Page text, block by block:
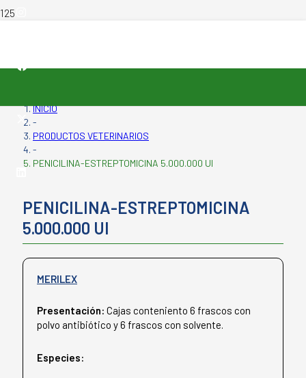
INICIO
-
PRODUCTOS VETERINARIOS
-
PENICILINA-ESTREPTOMICINA 5.000.000 UI
PENICILINA-ESTREPTOMICINA
5.000.000 UI
MERILEX
Presentación: Cajas conteniento 6 frascos con
polvo antibiótico y 6 frascos con solvente.
Especies: